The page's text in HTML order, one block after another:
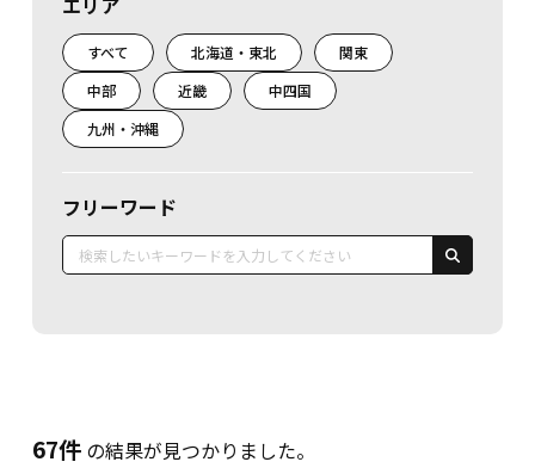
すべて 北海道・東北
関東
中部
近畿
中四国
九州・沖縄
フリーワード
67件の結果が見つかりました。